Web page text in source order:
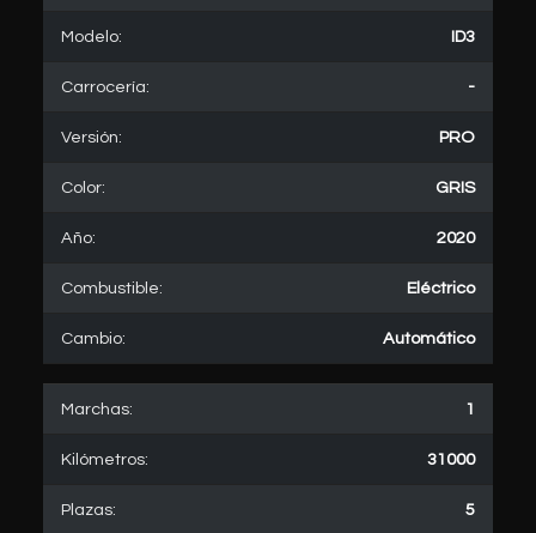
Modelo: ID3
Carrocería: -
Versión: PRO
Color: GRIS
Año: 2020
Combustible: Eléctrico
Cambio: Automático
Marchas: 1
Kilómetros: 31000
Plazas: 5